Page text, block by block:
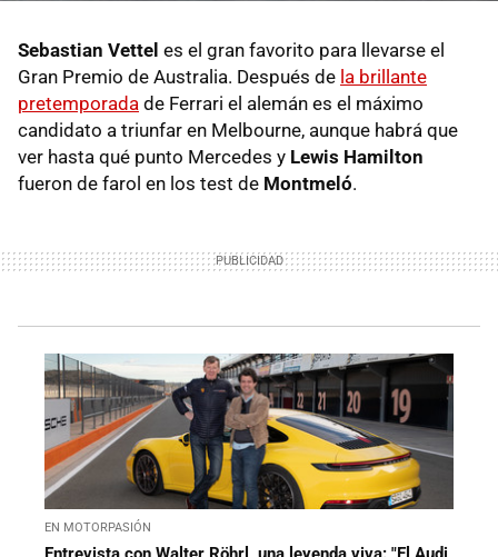
Sebastian Vettel es el gran favorito para llevarse el
Gran Premio de Australia. Después de la brillante
pretemporada de Ferrari el alemán es el máximo
candidato a triunfar en Melbourne, aunque habrá que
ver hasta qué punto Mercedes y Lewis Hamilton
fueron de farol en los test de Montmeló.
EN MOTORPASIÓN